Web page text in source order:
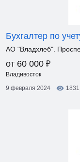
Бухгалтер по
АО "Владхлеб".
от 60 000 ₽
Владивосток
9 февраля 2024
1831